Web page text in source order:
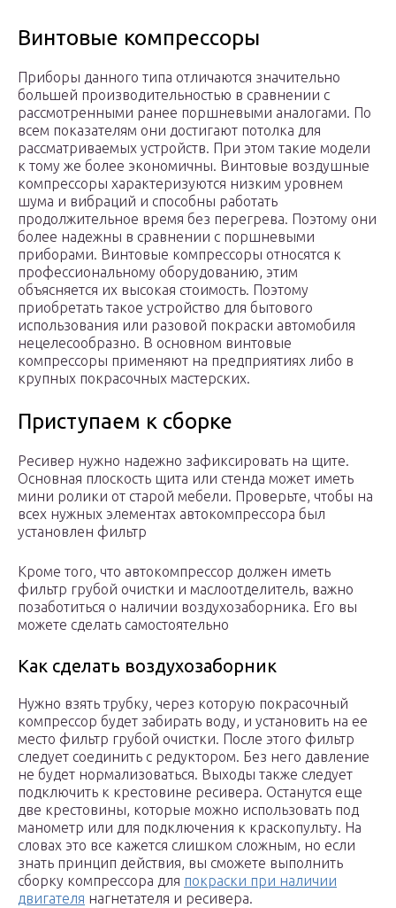
Винтовые компрессоры
Приборы данного типа отличаются значительно
большей производительностью в сравнении с
рассмотренными ранее поршневыми аналогами. По
всем показателям они достигают потолка для
рассматриваемых устройств. При этом такие модели
к тому же более экономичны. Винтовые воздушные
компрессоры характеризуются низким уровнем
шума и вибраций и способны работать
продолжительное время без перегрева. Поэтому они
более надежны в сравнении с поршневыми
приборами. Винтовые компрессоры относятся к
профессиональному оборудованию, этим
объясняется их высокая стоимость. Поэтому
приобретать такое устройство для бытового
использования или разовой покраски автомобиля
нецелесообразно. В основном винтовые
компрессоры применяют на предприятиях либо в
крупных покрасочных мастерских.
Приступаем к сборке
Ресивер нужно надежно зафиксировать на щите.
Основная плоскость щита или стенда может иметь
мини ролики от старой мебели. Проверьте, чтобы на
всех нужных элементах автокомпрессора был
установлен фильтр
Кроме того, что автокомпрессор должен иметь
фильтр грубой очистки и маслоотделитель, важно
позаботиться о наличии воздухозаборника. Его вы
можете сделать самостоятельно
Как сделать воздухозаборник
Нужно взять трубку, через которую покрасочный
компрессор будет забирать воду, и установить на ее
место фильтр грубой очистки. После этого фильтр
следует соединить с редуктором. Без него давление
не будет нормализоваться. Выходы также следует
подключить к крестовине ресивера. Останутся еще
две крестовины, которые можно использовать под
манометр или для подключения к краскопульту. На
словах это все кажется слишком сложным, но если
знать принцип действия, вы сможете выполнить
сборку компрессора для покраски при наличии
двигателя нагнетателя и ресивера.